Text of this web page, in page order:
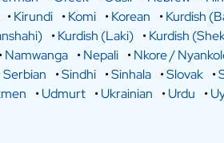
•Kirundi •Komi •Korean •Kurdish
•Kurdish (Laki) •Kurdish
•Namwanga •Nepali •Nkore /
Serbian •Sindhi •Sinhala •Slovak •
•Udmurt •Ukrainian •Urdu •